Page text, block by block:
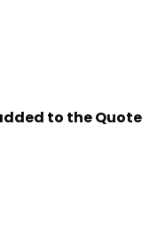
to the Quote